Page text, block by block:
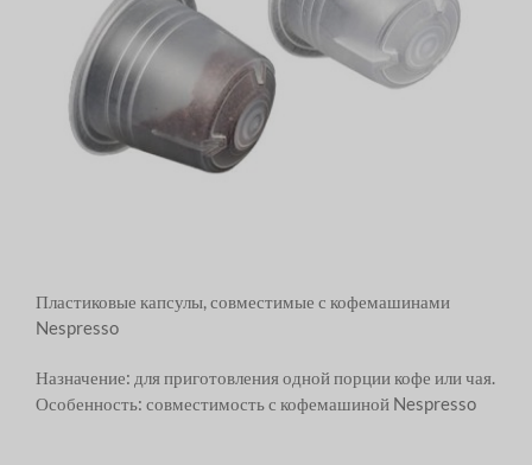
Пластиковые капсулы, совместимые с кофемашинами
Nespresso
Назначение: для приготовления одной порции кофе или чая.
Особенность: совместимость с кофемашиной Nespresso